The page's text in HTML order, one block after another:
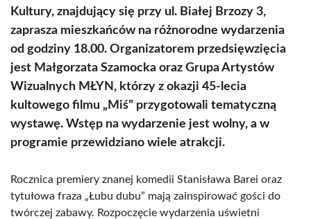
Kultury, znajdujący się przy ul. Białej Brzozy 3,
zaprasza mieszkańców na różnorodne wydarzenia
od godziny 18.00. Organizatorem przedsięwzięcia
jest Małgorzata Szamocka oraz Grupa Artystów
Wizualnych MŁYN, którzy z okazji 45-lecia
kultowego filmu „Miś” przygotowali tematyczną
wystawę. Wstęp na wydarzenie jest wolny, a w
programie przewidziano wiele atrakcji.
Rocznica premiery znanej komedii Stanisława Barei oraz
tytułowa fraza „Łubu dubu” mają zainspirować gości do
twórczej zabawy. Rozpoczęcie wydarzenia uświetni